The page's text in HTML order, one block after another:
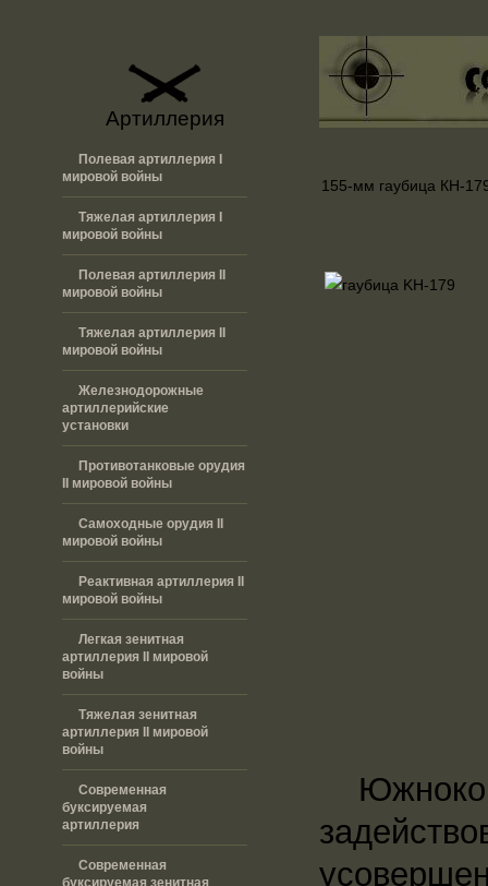
Артиллерия
Полевая артиллерия I
мировой войны
Тяжелая артиллерия I
мировой войны
Полевая артиллерия II
мировой войны
Тяжелая артиллерия II
мировой войны
Железнодорожные
артиллерийские
установки
Противотанковые орудия
II мировой войны
Самоходные орудия II
мировой войны
Реактивная артиллерия II
мировой войны
Легкая зенитная
артиллерия II мировой
войны
Тяжелая зенитная
артиллерия II мировой
войны
Современная
буксируемая
артиллерия
Современная
буксируемая зенитная
155-мм гаубица КH-